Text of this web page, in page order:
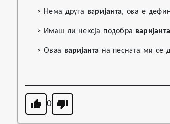
> Нема друга варијанта, ова е
> Имаш ли некоја подобра варијанта
> Оваа варијанта на песната ми се
0